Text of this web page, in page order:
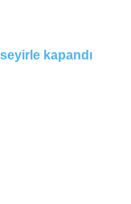
kapandı